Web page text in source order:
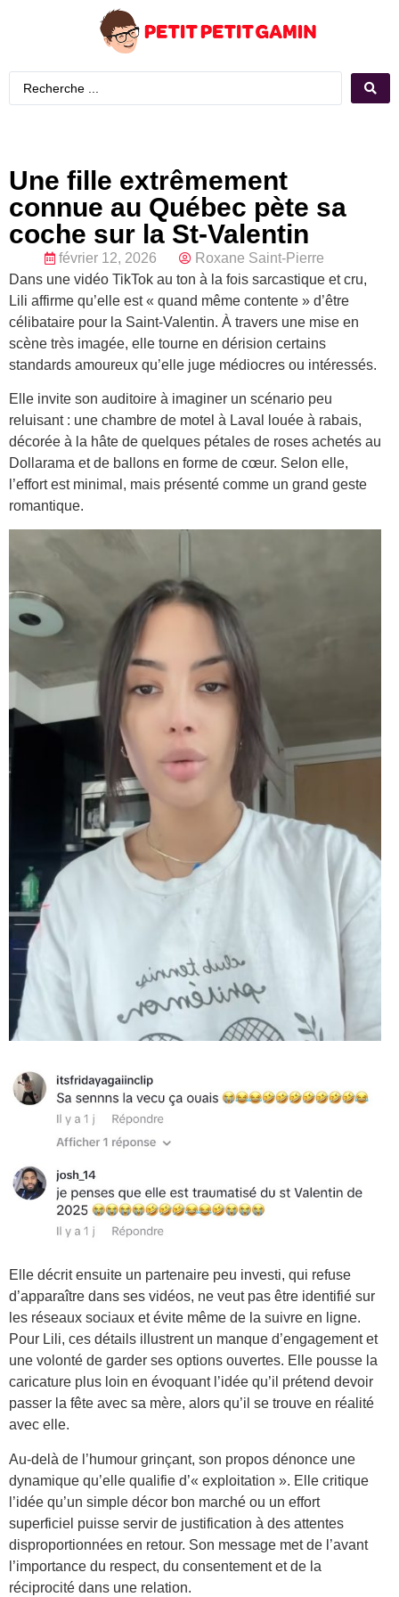
Une fille extrêmement
connue au Québec pète sa
coche sur la St-Valentin
février 12, 2026
Roxane Saint-Pierre
Dans une vidéo TikTok au ton à la fois sarcastique et cru,
Lili affirme qu’elle est « quand même contente » d’être
célibataire pour la Saint-Valentin. À travers une mise en
scène très imagée, elle tourne en dérision certains
standards amoureux qu’elle juge médiocres ou intéressés.
Elle invite son auditoire à imaginer un scénario peu
reluisant : une chambre de motel à Laval louée à rabais,
décorée à la hâte de quelques pétales de roses achetés au
Dollarama et de ballons en forme de cœur. Selon elle,
l’effort est minimal, mais présenté comme un grand geste
romantique.
Elle décrit ensuite un partenaire peu investi, qui refuse
d’apparaître dans ses vidéos, ne veut pas être identifié sur
les réseaux sociaux et évite même de la suivre en ligne.
Pour Lili, ces détails illustrent un manque d’engagement et
une volonté de garder ses options ouvertes. Elle pousse la
caricature plus loin en évoquant l’idée qu’il prétend devoir
passer la fête avec sa mère, alors qu’il se trouve en réalité
avec elle.
Au-delà de l’humour grinçant, son propos dénonce une
dynamique qu’elle qualifie d’« exploitation ». Elle critique
l’idée qu’un simple décor bon marché ou un effort
superficiel puisse servir de justification à des attentes
disproportionnées en retour. Son message met de l’avant
l’importance du respect, du consentement et de la
réciprocité dans une relation.